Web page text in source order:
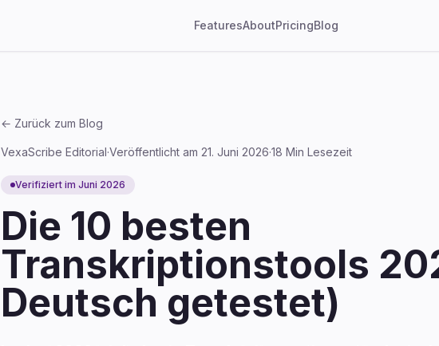
FeaturesAboutPricingBlog
← Zurück zum Blog
VexaScribe Editorial·Veröffentlicht am 21. Juni 2026·18 Min Lesezeit
Verifiziert im Juni 2026
Die 10 besten
Transkriptionstools
Deutsch getestet)